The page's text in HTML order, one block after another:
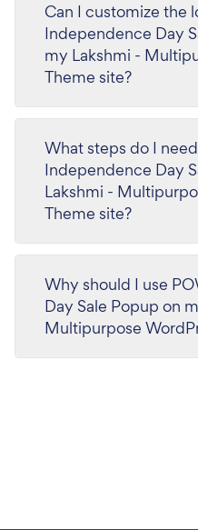
Can I customize the
Independence Day
my Lakshmi -
Theme site?
What steps do I
Independence Day
Lakshmi -
Theme site?
Why should I use
Day Sale Popup on
Multipurpose